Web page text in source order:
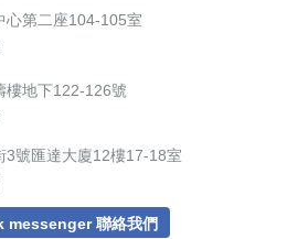
心第二座104-105室
樓地下122-126號
3號匯達大廈12樓17-18室
messenger 聯絡我們